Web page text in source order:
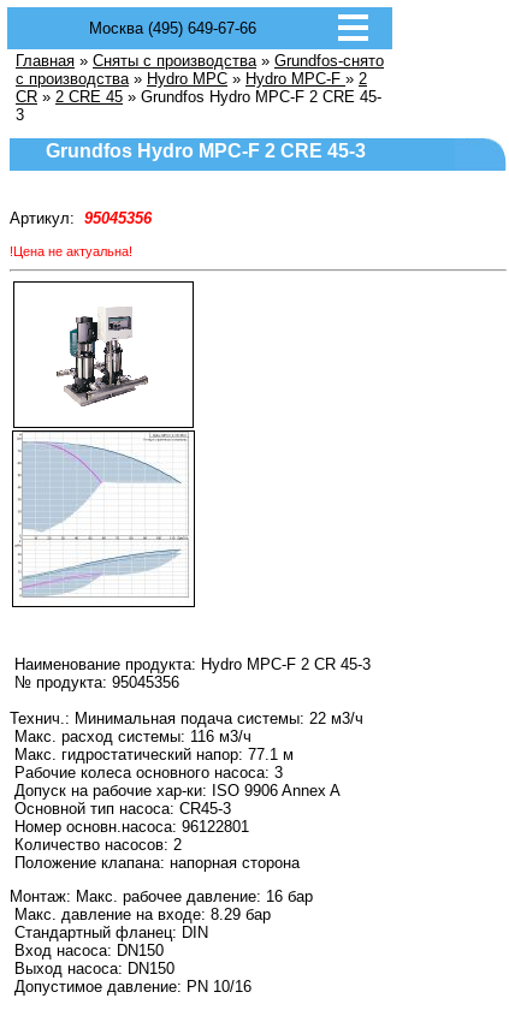
Москва (495) 649-67-66
Главная » Сняты с производства» Grundfos-снято
с производства» Hydro MPC » Hydro MPC-F » 2
CR » 2 CRE 45 » Grundfos Hydro MPC-F 2 CRE 45-
3
Grundfos Hydro MPC-F 2 CRE 45-3
Артикул: 95045356
!Цена не актуальна!
Наименование продукта: Hydro MPC-F 2 CR 45-3
№ продукта: 95045356
Технич.: Минимальная подача системы: 22 м3/ч
Макс. расход системы: 116 м3/ч
Макс. гидростатический напор: 77.1 м
Рабочие колеса основного насоса: 3
Допуск на рабочие хар-ки: ISO 9906 Annex A
Основной тип насоса: CR45-3
Номер основн.насоса: 96122801
Количество насосов: 2
Положение клапана: напорная сторона
Монтаж: Макс. рабочее давление: 16 бар
Макс. давление на входе: 8.29 бар
Стандартный фланец: DIN
Вход насоса: DN150
Выход насоса: DN150
Допустимое давление: PN 10/16